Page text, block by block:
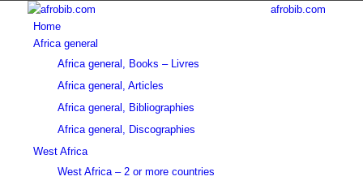
afrobib.com
Home
Africa general
Africa general, Books – Livres
Africa general, Articles
Africa general, Bibliographies
Africa general, Discographies
West Africa
West Africa – 2 or more countries